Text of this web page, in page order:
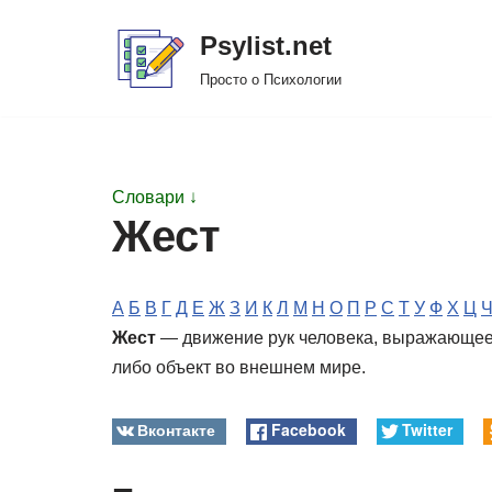
Psylist.net
Просто о Психологии
Словари ↓
Жест
А Б В Г Д Е Ж З И К Л М Н О П Р С Т У Ф Х Ц Ч
Жест — движение рук человека, выражающее
либо объект во внешнем мире.
Вконтакте Facebook Twitter